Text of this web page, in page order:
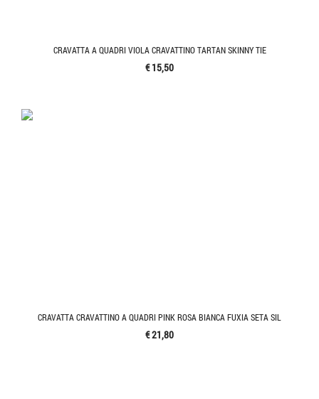
CRAVATTA A QUADRI VIOLA CRAVATTINO TARTAN SKINNY TIE
€ 15,50
CRAVATTA CRAVATTINO A QUADRI PINK ROSA BIANCA FUXIA SETA SIL
€ 21,80